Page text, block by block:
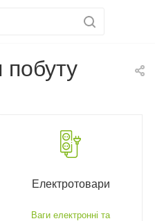
Електротовари
Ваги електронні та